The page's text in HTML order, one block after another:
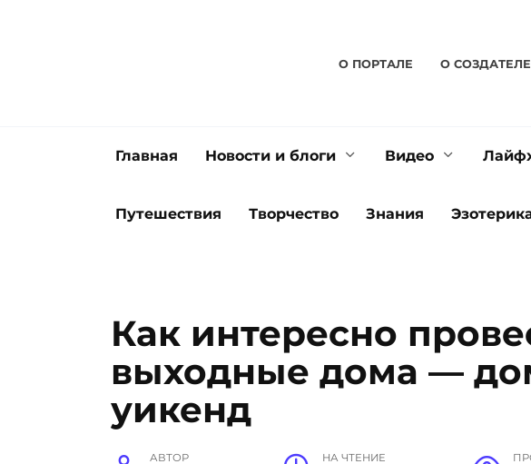
О ПОРТАЛЕ О CОЗДАТЕЛЕ
Главная Новости и блоги Видео
Путешествия Творчество Знания
Как интересно
выходные дома —
уикенд
АВТОР НА ЧТЕНИЕ